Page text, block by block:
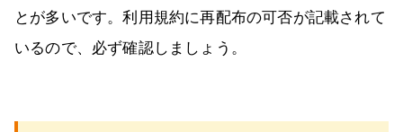
とが多いです。利用規約に再配布の可否が記載されて
いるので、必ず確認しましょう。